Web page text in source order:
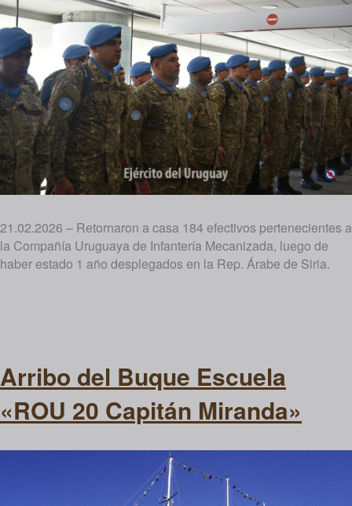
21.02.2026 – Retornaron a casa 184 efectivos pertenecientes a
la Compañía Uruguaya de Infantería Mecanizada, luego de
haber estado 1 año desplegados en la Rep. Árabe de Siria.
Arribo del Buque Escuela
«ROU 20 Capitán Miranda»